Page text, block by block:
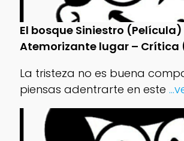
El bosque Siniestro (Película)
Atemorizante lugar – Crítica
La tristeza no es buena
piensas adentrarte en este